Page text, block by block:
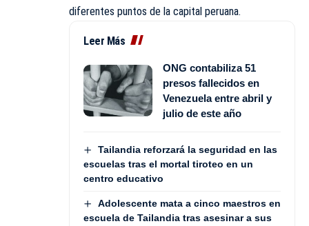
diferentes puntos de la capital peruana.
Leer Más
ONG contabiliza 51
presos fallecidos en
Venezuela entre abril y
julio de este año
Tailandia reforzará la seguridad en las
escuelas tras el mortal tiroteo en un
centro educativo
Adolescente mata a cinco maestros en
escuela de Tailandia tras asesinar a sus